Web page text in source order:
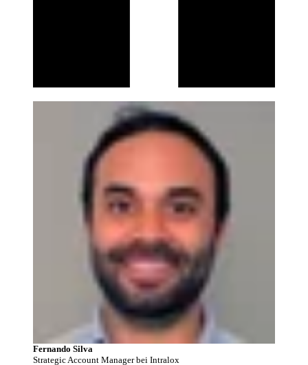
Fernando Silva
Strategic Account Manager bei Intralox